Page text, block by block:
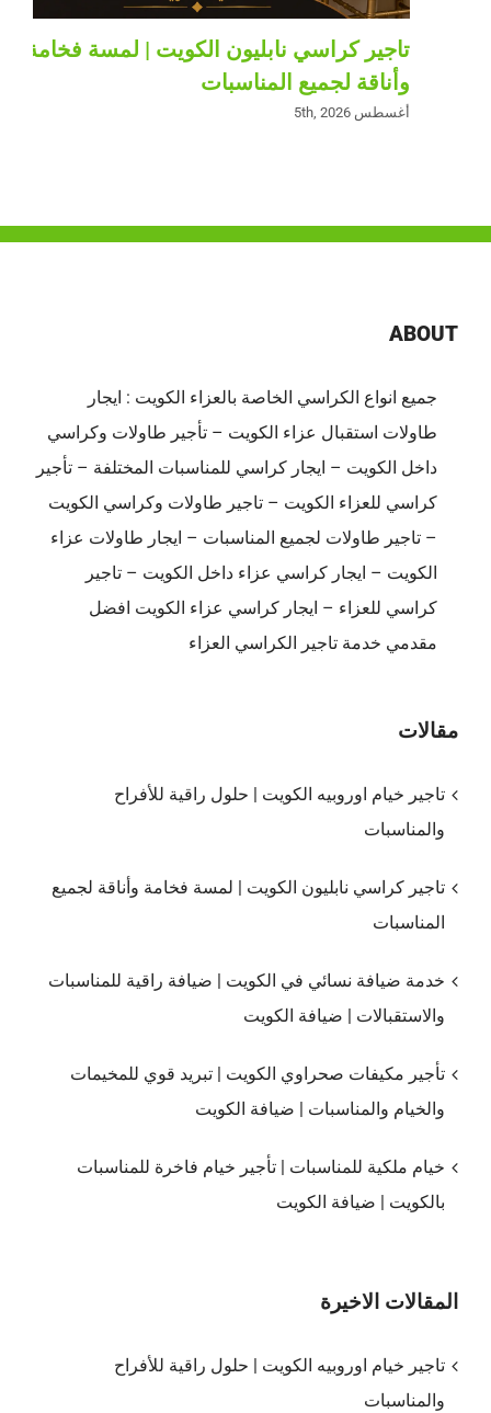
تاجير كراسي نابليون الكويت | لمسة فخامة
وأناقة لجميع المناسبات
أغسطس 5th, 2026
ABOUT
جميع انواع الكراسي الخاصة بالعزاء الكويت : ايجار
طاولات استقبال عزاء الكويت – تأجير طاولات وكراسي
داخل الكويت – ايجار كراسي للمناسبات المختلفة – تأجير
كراسي للعزاء الكويت – تاجير طاولات وكراسي الكويت
– تاجير طاولات لجميع المناسبات – ايجار طاولات عزاء
الكويت – ايجار كراسي عزاء داخل الكويت – تاجير
كراسي للعزاء – ايجار كراسي عزاء الكويت افضل
مقدمي خدمة تاجير الكراسي العزاء
مقالات
تاجير خيام اوروبيه الكويت | حلول راقية للأفراح
والمناسبات
تاجير كراسي نابليون الكويت | لمسة فخامة وأناقة لجميع
المناسبات
خدمة ضيافة نسائي في الكويت | ضيافة راقية للمناسبات
والاستقبالات | ضيافة الكويت
تأجير مكيفات صحراوي الكويت | تبريد قوي للمخيمات
والخيام والمناسبات | ضيافة الكويت
خيام ملكية للمناسبات | تأجير خيام فاخرة للمناسبات
بالكويت | ضيافة الكويت
المقالات الاخيرة
تاجير خيام اوروبيه الكويت | حلول راقية للأفراح
والمناسبات